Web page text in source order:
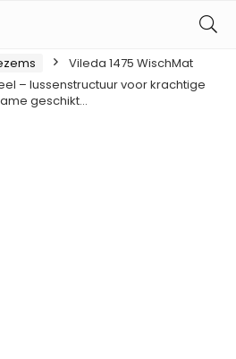
Vileda 1475 WischMat
– lussenstructuur voor krachtige
geschikt…